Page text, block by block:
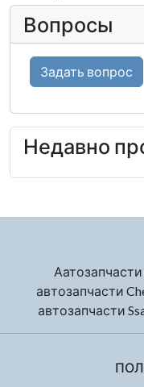
Вопросы
Задать вопрос
Недавно
автозапчасти
автозапчасти